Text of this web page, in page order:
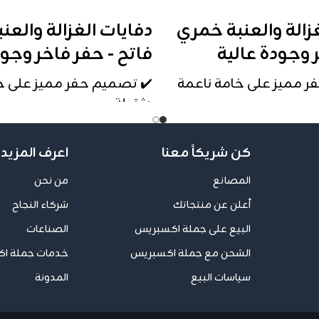
والعنبة خمري
وجودة عالية
مميز على خامة ناعمة
يضيف لمسة فخامة لأي
20 دفاية
للتجار والموزعين
دفايات الغزالة
فاتح - حفر فاخر
✔️ تصميم حفر مميز على
وثقيلة
✔️ شكل أنيق يضيف لمسة
📦الكيس يحتوي على 20 دفاية
💼 العرض مخصص للتجار
كن شريكاً معنا
المصانع
أعلن عن منتجاتك
البيع على جملة اكسبريس
الشحن مع جملة اكسبريس
سياسات البيع
اعرف
من نحن
شركاء النجاح
الصناعات
خدمات جملة
المدونة